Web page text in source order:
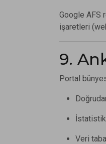
Google AFS
işaretleri
9.
Portal
Veri